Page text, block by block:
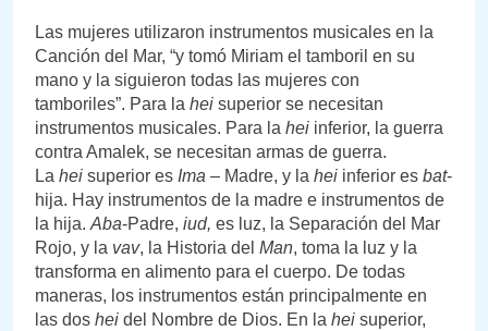
Las mujeres utilizaron instrumentos musicales en la
Canción del Mar, “y tomó Miriam el tamboril en su
mano y la siguieron todas las mujeres con
tamboriles”. Para la hei superior se necesitan
instrumentos musicales. Para la hei inferior, la guerra
contra Amalek, se necesitan armas de guerra.
La hei superior es Ima – Madre, y la hei inferior es bat-
hija. Hay instrumentos de la madre e instrumentos de
la hija. Aba-Padre, iud, es luz, la Separación del Mar
Rojo, y la vav, la Historia del Man, toma la luz y la
transforma en alimento para el cuerpo. De todas
maneras, los instrumentos están principalmente en
las dos hei del Nombre de Dios. En la hei superior,